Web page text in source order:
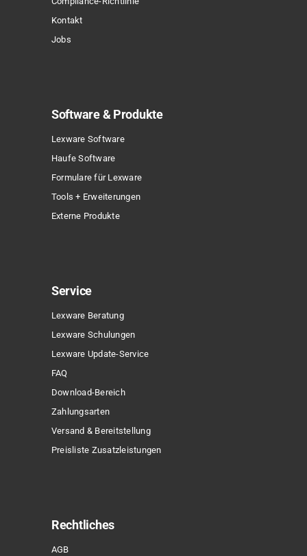
Kontakt
Jobs
Software & Produkte
Lexware Software
Haufe Software
Formulare für Lexware
Tools + Erweiterungen
Externe Produkte
Service
Lexware Beratung
Lexware Schulungen
Lexware Update-Service
FAQ
Download-Bereich
Zahlungsarten
Versand & Bereitstellung
Preisliste Zusatzleistungen
Rechtliches
AGB